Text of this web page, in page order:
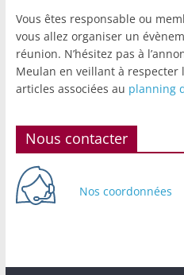
Vous êtes responsable ou
vous allez organiser un
réunion. N’hésitez pas à
Meulan en veillant à respecter
articles associées au planning
Nous contacter
Nos coordonnées